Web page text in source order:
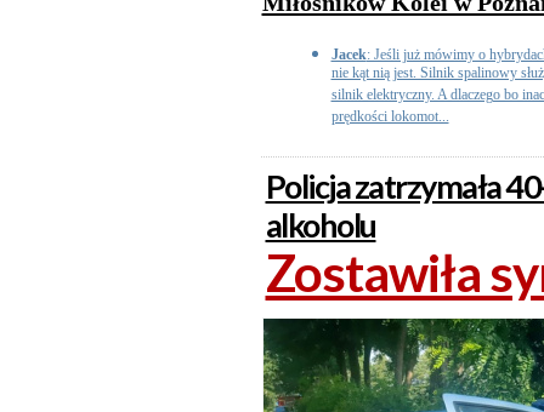
Jacek: Jeśli już mówimy o
nie kąt nią jest. Silnik spalinowy
silnik elektryczny. A dlaczego bo
prędkości lokomot...
Policja zatrzymała
alkoholu
Zostawiła